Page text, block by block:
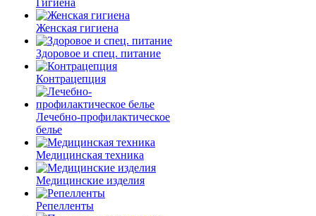
Гигиена
Женская гигиена
Здоровое и спец. питание
Контрацепция
Лечебно-профилактическое
белье
Медицинская техника
Медицинские изделия
Репелленты